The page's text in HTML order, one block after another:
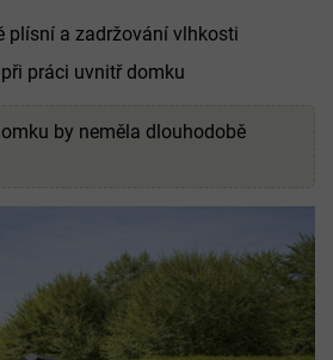
plísní a zadržování vlhkosti
práci uvnitř domku
by neměla dlouhodobě